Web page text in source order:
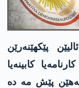
پێکهێنەرێن
کابینەیا
پێویسته‌ د هەیاما 6 مەهێن پێش مه‌ دە